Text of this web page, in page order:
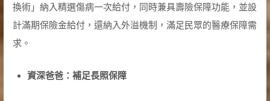
換術」納入精選傷病一次給付，同時兼具壽險保障功能，並設
計滿期保險金給付，還納入外溢機制，滿足民眾的醫療保障需
求。
資深爸爸：補足長照保障